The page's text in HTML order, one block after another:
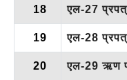
18 एल-27
19 एल-28
20 एल-29 ऋण